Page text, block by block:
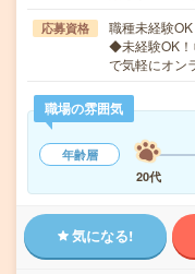
応募資格
職種未経験
◆未経験OK！
で気軽にオン
職場の雰囲気
年齢層
20代
気になる!